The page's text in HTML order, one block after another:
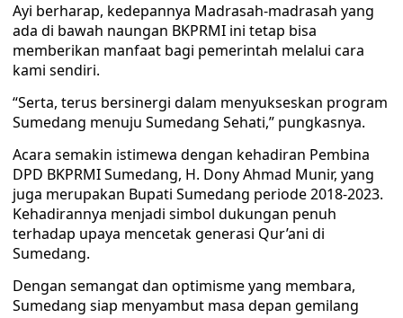
Ayi berharap, kedepannya Madrasah-madrasah yang
ada di bawah naungan BKPRMI ini tetap bisa
memberikan manfaat bagi pemerintah melalui cara
kami sendiri.
“Serta, terus bersinergi dalam menyukseskan program
Sumedang menuju Sumedang Sehati,” pungkasnya.
Acara semakin istimewa dengan kehadiran Pembina
DPD BKPRMI Sumedang, H. Dony Ahmad Munir, yang
juga merupakan Bupati Sumedang periode 2018-2023.
Kehadirannya menjadi simbol dukungan penuh
terhadap upaya mencetak generasi Qur’ani di
Sumedang.
Dengan semangat dan optimisme yang membara,
Sumedang siap menyambut masa depan gemilang